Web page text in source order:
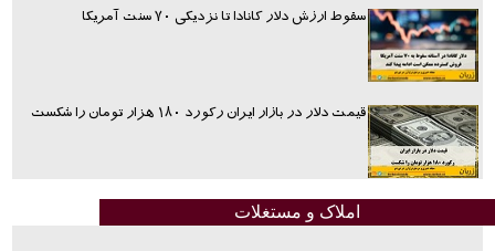
سقوط ارزش دلار کانادا تا نزدیکی ۷۰ سنت آمریکا
قیمت دلار در بازار ایران رکورد ۱۸۰ هزار تومان را شکست
املاک و مستغلات